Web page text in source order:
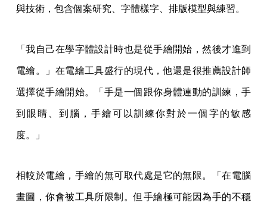
與技術，包含個案研究、字體樣字、排版模型與練習。
「我自己在學字體設計時也是從手繪開始，然後才進到
電繪。」在電繪工具盛行的現代，他還是很推薦設計師
選擇從手繪開始。「手是一個跟你身體連動的訓練，手
到眼睛、到腦，手繪可以訓練你對於一個字的敏感
度。」
相較於電繪，手繪的無可取代處是它的無限。「在電腦
畫圖，你會被工具所限制。但手繪極可能因為手的不穩